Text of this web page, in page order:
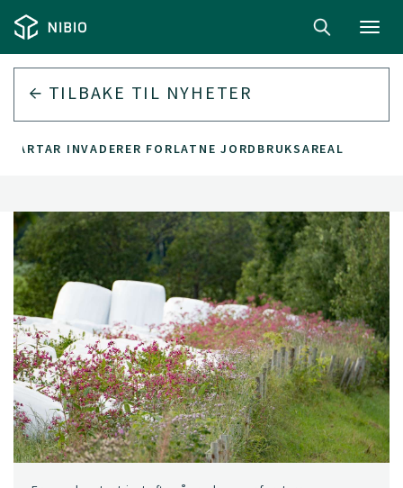
TILBAKE TIL NYHETER
INVADERER FORLATNE JORDBRUKSAREAL